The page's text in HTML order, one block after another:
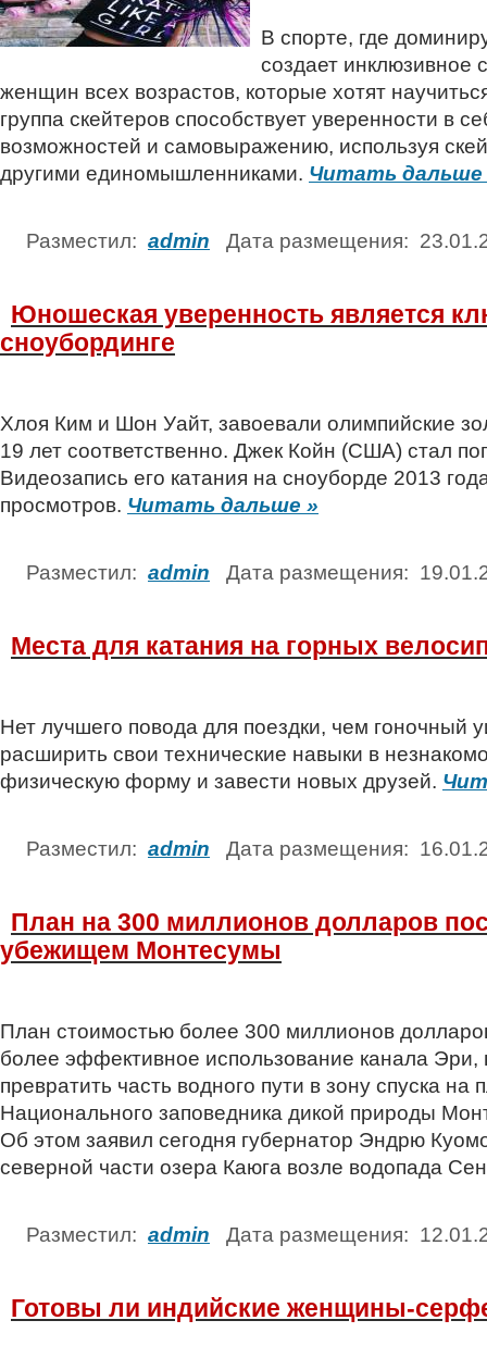
В спорте, где
создает инклюзивное
женщин всех возрастов, которые хотят
группа скейтеров способствует уверенности в
возможностей и самовыражению, используя
другими единомышленниками. Читать дальше
Разместил: admin Дата размещения:
Юношеская уверенность является
сноубординге
Хлоя Ким и Шон Уайт, завоевали олимпийские
19 лет соответственно. Джек Койн (США) стал
Видеозапись его катания на сноуборде 2013
просмотров. Читать дальше »
Разместил: admin Дата размещения:
Места для катания на горных
Нет лучшего повода для поездки, чем гоночный
расширить свои технические навыки в
физическую форму и завести новых друзей.
Разместил: admin Дата размещения:
План на 300 миллионов долларов
убежищем Монтесумы
План стоимостью более 300 миллионов
более эффективное использование канала Эри,
превратить часть водного пути в зону спуска на
Национального заповедника дикой природы
Об этом заявил сегодня губернатор Эндрю
северной части озера Каюга возле водопада
Разместил: admin Дата размещения:
Готовы ли индийские женщины-